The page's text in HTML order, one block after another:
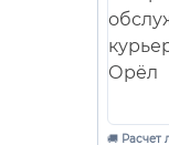
🚚 Расчет